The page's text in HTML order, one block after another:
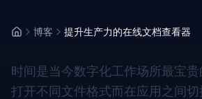
博客 提升生产力的在线文档查看器
时间是当今数字化工作场所最宝
打开不同文件格式而在应用之间